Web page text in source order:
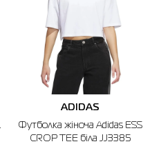
ADIDAS
Футболка жіноча Adidas ESS
CROP TEE біла JJ3385